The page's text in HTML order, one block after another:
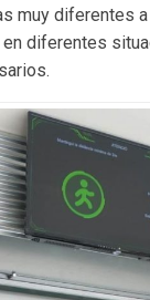
muy diferentes
diferentes